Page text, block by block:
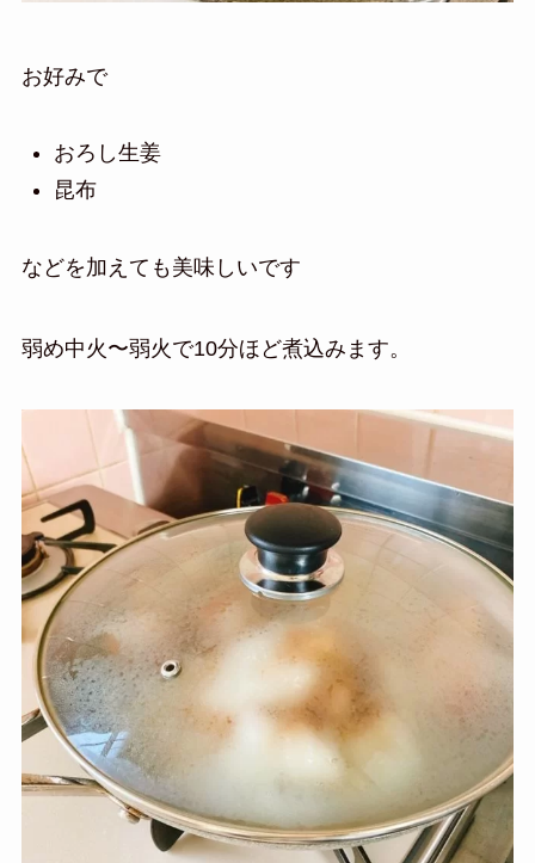
お好みで
おろし生姜
昆布
などを加えても美味しいです
弱め中火〜弱火で10分ほど煮込みます。